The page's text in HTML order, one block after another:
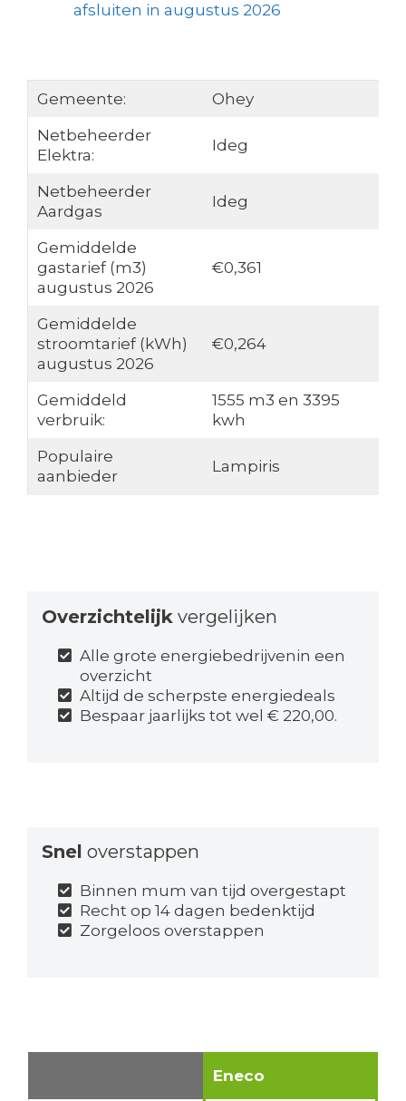
afsluiten in augustus 2026
Gemeente:
Ohey
Netbeheerder
Elektra:
Ideg
Netbeheerder
Aardgas
Ideg
Gemiddelde
gastarief (m3)
augustus 2026
€0,361
Gemiddelde
stroomtarief (kWh)
augustus 2026
€0,264
Gemiddeld
verbruik:
1555 m3 en 3395
kwh
Populaire
aanbieder
Lampiris
Overzichtelijk vergelijken
Alle grote energiebedrijvenin een
overzicht
Altijd de scherpste energiedeals
Bespaar jaarlijks tot wel € 220,00.
Snel overstappen
Binnen mum van tijd overgestapt
Recht op 14 dagen bedenktijd
Zorgeloos overstappen
Eneco